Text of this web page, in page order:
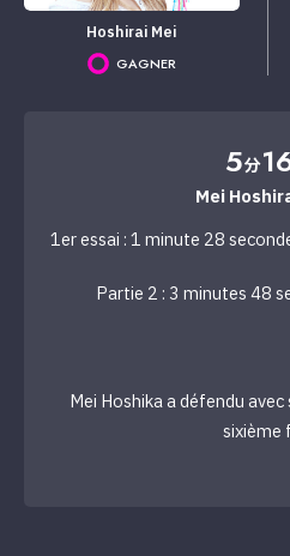
Hoshirai Mei
GAGNER
5分
Mei
1er essai : 1 minute 28
Partie 2 : 3 minutes 48
Mei Hoshika a défendu
sixième